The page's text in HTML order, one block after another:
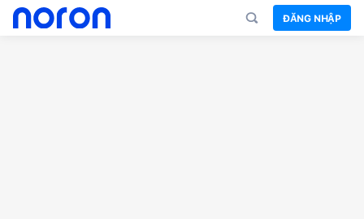
ĐĂNG NHẬP